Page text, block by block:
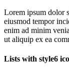
Lorem ipsum dolor
eiusmod tempor
enim ad minim
ut aliquip ex ea
Lists with style6